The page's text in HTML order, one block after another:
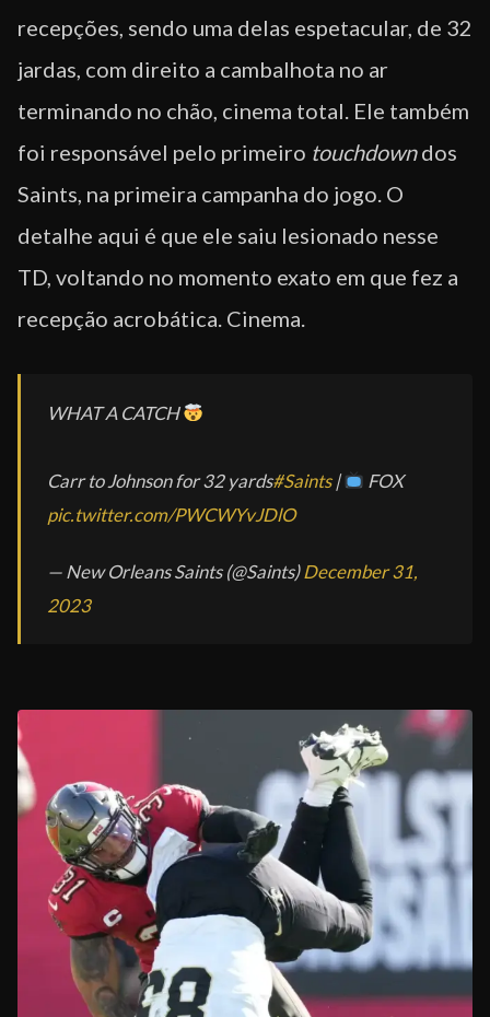
recepções, sendo uma delas espetacular, de 32
jardas, com direito a cambalhota no ar
terminando no chão, cinema total. Ele também
foi responsável pelo primeiro touchdowndos
Saints, na primeira campanha do jogo. O
detalhe aqui é que ele saiu lesionado nesse
TD, voltando no momento exato em que fez a
recepção acrobática. Cinema.
WHAT A CATCH
Carr to Johnson for 32 yards#Saints|
FOX
pic.twitter.com/PWCWYvJDlO
— New Orleans Saints (@Saints)December 31,
2023